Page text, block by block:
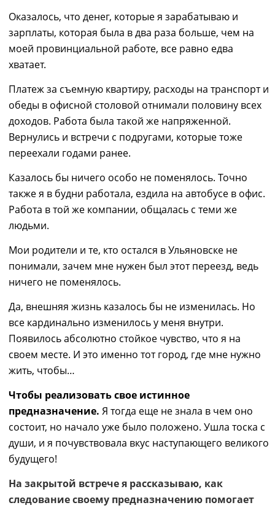
Оказалось, что денег, которые я зарабатываю и
зарплаты, которая была в два раза больше, чем на
моей провинциальной работе, все равно едва
хватает.
Платеж за съемную квартиру, расходы на транспорт и
обеды в офисной столовой отнимали половину всех
доходов. Работа была такой же напряженной.
Вернулись и встречи с подругами, которые тоже
переехали годами ранее.
Казалось бы ничего особо не поменялось. Точно
также я в будни работала, ездила на автобусе в офис.
Работа в той же компании, общалась с теми же
людьми.
Мои родители и те, кто остался в Ульяновске не
понимали, зачем мне нужен был этот переезд, ведь
ничего не поменялось.
Да, внешняя жизнь казалось бы не изменилась. Но
все кардинально изменилось у меня внутри.
Появилось абсолютно стойкое чувство, что я на
своем месте. И это именно тот город, где мне нужно
жить, чтобы…
Чтобы реализовать свое истинное
предназначение. Я тогда еще не знала в чем оно
состоит, но начало уже было положено. Ушла тоска с
души, и я почувствовала вкус наступающего великого
будущего!
На закрытой встрече я рассказываю, как
следование своему предназначению помогает